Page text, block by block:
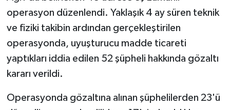
operasyon düzenlendi. Yaklaşık 4 ay süren teknik
ve fiziki takibin ardından gerçekleştirilen
operasyonda, uyuşturucu madde ticareti
yaptıkları iddia edilen 52 şüpheli hakkında gözaltı
kararı verildi.
Operasyonda gözaltına alınan şüphelilerden 23'ü
KÜLTÜR SANAT
MAGAZİN